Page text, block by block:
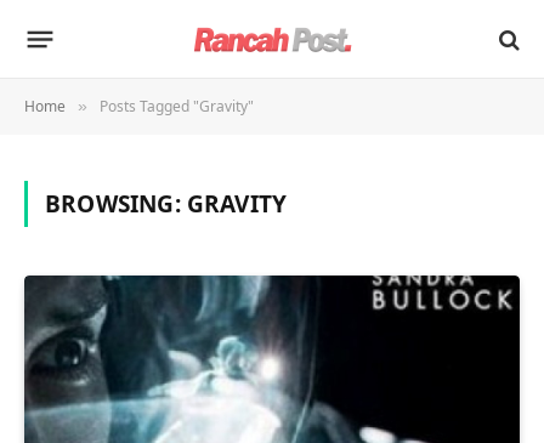
Home » Posts Tagged "Gravity"
BROWSING: GRAVITY